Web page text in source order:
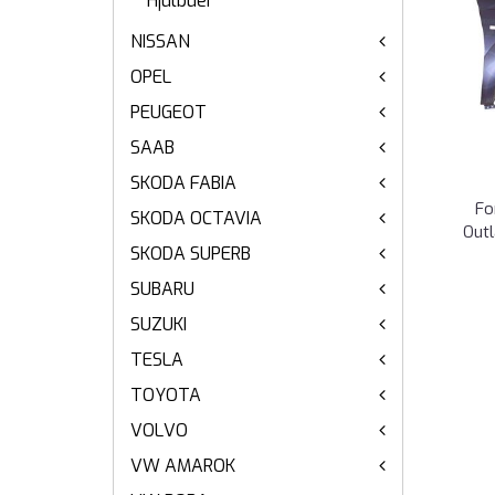
NISSAN
OPEL
PEUGEOT
SAAB
SKODA FABIA
SKODA OCTAVIA
SKODA SUPERB
SUBARU
SUZUKI
TESLA
TOYOTA
VOLVO
VW AMAROK